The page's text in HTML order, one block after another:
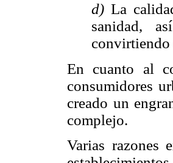
d) La
sanidad,
convirtiendo
En cuanto al
consumidores
creado un
complejo.
Varias razones